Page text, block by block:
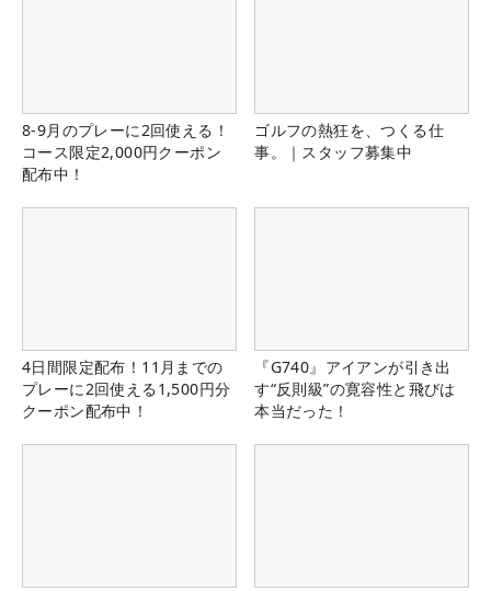
8-9月のプレーに2回使える！
コース限定2,000円クーポン
配布中！
ゴルフの熱狂を、つくる仕
事。｜スタッフ募集中
4日間限定配布！11月までの
プレーに2回使える1,500円分
クーポン配布中！
『G740』アイアンが引き出
す“反則級”の寛容性と飛びは
本当だった！